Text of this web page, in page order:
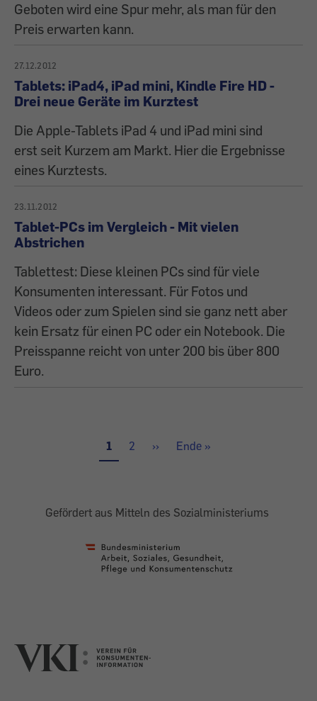
Geboten wird eine Spur mehr, als man für den
Preis erwarten kann.
27.12.2012
Tablets: iPad4, iPad mini, Kindle Fire HD -
Drei neue Geräte im Kurztest
Die Apple-Tablets iPad 4 und iPad mini sind
erst seit Kurzem am Markt. Hier die Ergebnisse
eines Kurztests.
23.11.2012
Tablet-PCs im Vergleich - Mit vielen
Abstrichen
Tablettest: Diese kleinen PCs sind für viele
Konsumenten interessant. Für Fotos und
Videos oder zum Spielen sind sie ganz nett aber
kein Ersatz für einen PC oder ein Notebook. Die
Preisspanne reicht von unter 200 bis über 800
Euro.
Aktuelle
Seite
1 Seite
2
Nächste
››
Letzte
Ende »
Gefördert aus Mitteln des Sozialministeriums